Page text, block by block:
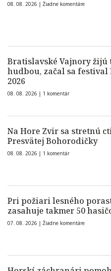
08. 08. 2026 | Žiadne komentáre
Bratislavské Vajnory
hudbou, začal sa festival
2026
08. 08. 2026 | 1 komentár
Na Hore Zvir sa stretnú
Presvätej Bohorodičky
08. 08. 2026 | 1 komentár
Pri požiari lesného
zasahuje takmer 50
07. 08. 2026 | Žiadne komentáre